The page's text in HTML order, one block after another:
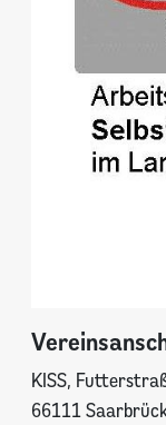
KISS,
66111